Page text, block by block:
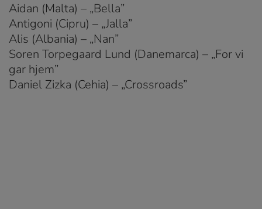
Aidan (Malta) – „Bella”
Antigoni (Cipru) – „Jalla”
Alis (Albania) – „Nan”
Soren Torpegaard Lund (Danemarca) – „For vi
gar hjem”
Daniel Zizka (Cehia) – „Crossroads”